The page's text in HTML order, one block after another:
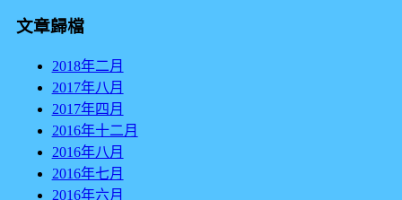
文章歸檔
2018年二月
2017年八月
2017年四月
2016年十二月
2016年八月
2016年七月
2016年六月